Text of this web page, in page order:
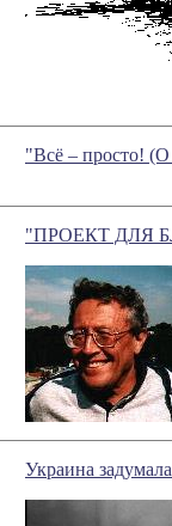
"Всё – просто!
"ПРОЕКТ ДЛЯ
Украина